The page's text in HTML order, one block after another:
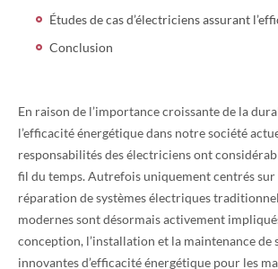
Conclusion
En raison de l’importance croissante de la
l’efficacité énergétique dans notre société
responsabilités des électriciens ont
fil du temps. Autrefois uniquement centrés sur
réparation de systèmes électriques
modernes sont désormais activement
conception, l’installation et la maintenance de
innovantes d’efficacité énergétique pour les